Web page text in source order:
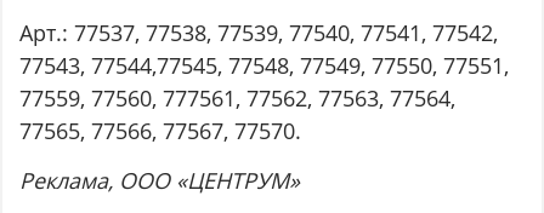
Арт.: 77537, 77538, 77539, 77540, 77541, 77542,
77543, 77544,77545, 77548, 77549, 77550, 77551,
77559, 77560, 777561, 77562, 77563, 77564,
77565, 77566, 77567, 77570.
Реклама, ООО«ЦЕНТРУМ»